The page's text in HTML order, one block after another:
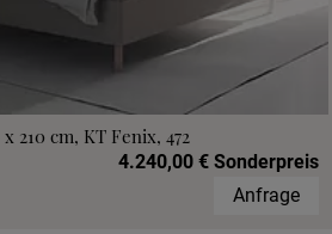
210 cm, KT Fenix, 472
4.240,00 € Sonderpreis
Anfrage